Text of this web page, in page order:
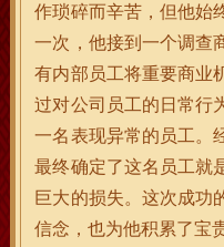
作琐碎而辛苦，但他始
一次，他接到一个调查
有内部员工将重要商业
过对公司员工的日常行
一名表现异常的员工。
最终确定了这名员工就
巨大的损失。这次成功
信念，也为他积累了宝